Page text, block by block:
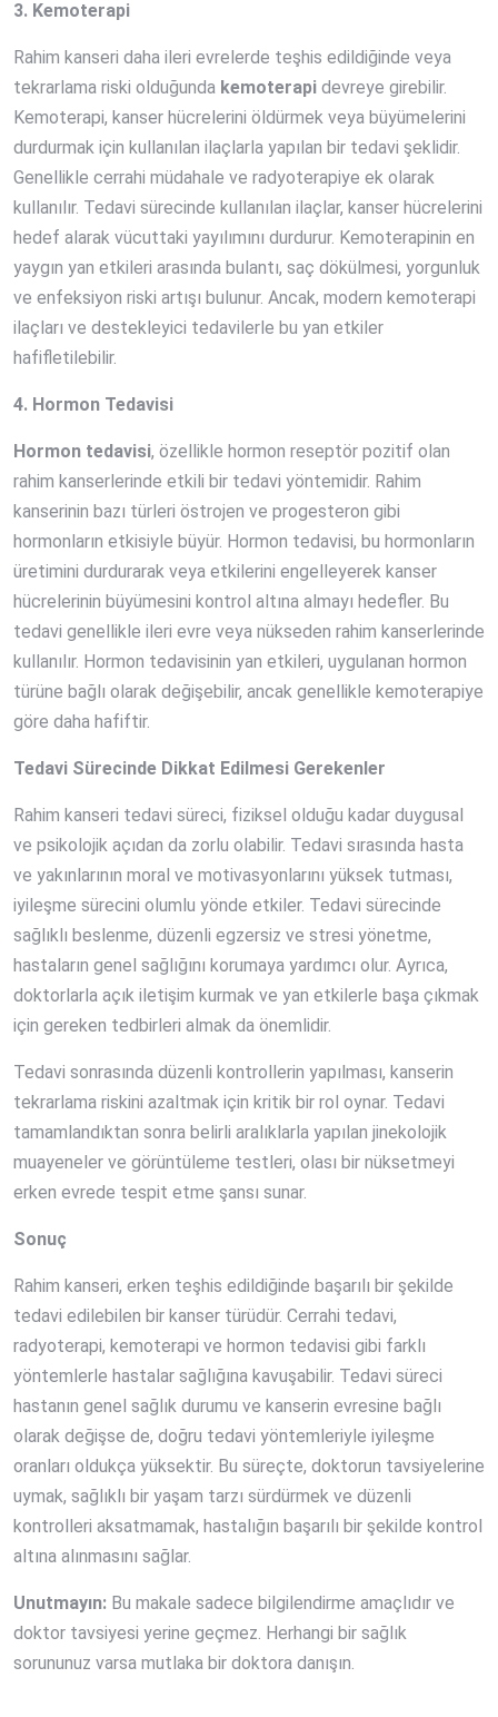
3. Kemoterapi
Rahim kanseri daha ileri evrelerde teşhis edildiğinde veya
tekrarlama riski olduğunda kemoterapi devreye girebilir.
Kemoterapi, kanser hücrelerini öldürmek veya büyümelerini
durdurmak için kullanılan ilaçlarla yapılan bir tedavi şeklidir.
Genellikle cerrahi müdahale ve radyoterapiye ek olarak
kullanılır. Tedavi sürecinde kullanılan ilaçlar, kanser hücrelerini
hedef alarak vücuttaki yayılımını durdurur. Kemoterapinin en
yaygın yan etkileri arasında bulantı, saç dökülmesi, yorgunluk
ve enfeksiyon riski artışı bulunur. Ancak, modern kemoterapi
ilaçları ve destekleyici tedavilerle bu yan etkiler
hafifletilebilir.
4. Hormon Tedavisi
Hormon tedavisi, özellikle hormon reseptör pozitif olan
rahim kanserlerinde etkili bir tedavi yöntemidir. Rahim
kanserinin bazı türleri östrojen ve progesteron gibi
hormonların etkisiyle büyür. Hormon tedavisi, bu hormonların
üretimini durdurarak veya etkilerini engelleyerek kanser
hücrelerinin büyümesini kontrol altına almayı hedefler. Bu
tedavi genellikle ileri evre veya nükseden rahim kanserlerinde
kullanılır. Hormon tedavisinin yan etkileri, uygulanan hormon
türüne bağlı olarak değişebilir, ancak genellikle kemoterapiye
göre daha hafiftir.
Tedavi Sürecinde Dikkat Edilmesi Gerekenler
Rahim kanseri tedavi süreci, fiziksel olduğu kadar duygusal
ve psikolojik açıdan da zorlu olabilir. Tedavi sırasında hasta
ve yakınlarının moral ve motivasyonlarını yüksek tutması,
iyileşme sürecini olumlu yönde etkiler. Tedavi sürecinde
sağlıklı beslenme, düzenli egzersiz ve stresi yönetme,
hastaların genel sağlığını korumaya yardımcı olur. Ayrıca,
doktorlarla açık iletişim kurmak ve yan etkilerle başa çıkmak
için gereken tedbirleri almak da önemlidir.
Tedavi sonrasında düzenli kontrollerin yapılması, kanserin
tekrarlama riskini azaltmak için kritik bir rol oynar. Tedavi
tamamlandıktan sonra belirli aralıklarla yapılan jinekolojik
muayeneler ve görüntüleme testleri, olası bir nüksetmeyi
erken evrede tespit etme şansı sunar.
Sonuç
Rahim kanseri, erken teşhis edildiğinde başarılı bir şekilde
tedavi edilebilen bir kanser türüdür. Cerrahi tedavi,
radyoterapi, kemoterapi ve hormon tedavisi gibi farklı
yöntemlerle hastalar sağlığına kavuşabilir. Tedavi süreci
hastanın genel sağlık durumu ve kanserin evresine bağlı
olarak değişse de, doğru tedavi yöntemleriyle iyileşme
oranları oldukça yüksektir. Bu süreçte, doktorun tavsiyelerine
uymak, sağlıklı bir yaşam tarzı sürdürmek ve düzenli
kontrolleri aksatmamak, hastalığın başarılı bir şekilde kontrol
altına alınmasını sağlar.
Unutmayın: Bu makale sadece bilgilendirme amaçlıdır ve
doktor tavsiyesi yerine geçmez. Herhangi bir sağlık
sorununuz varsa mutlaka bir doktora danışın.